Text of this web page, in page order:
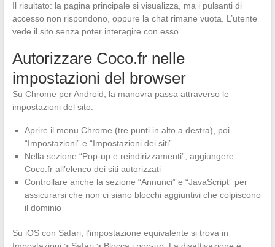
Il risultato: la pagina principale si visualizza, ma i pulsanti di
accesso non rispondono, oppure la chat rimane vuota. L’utente
vede il sito senza poter interagire con esso.
Autorizzare Coco.fr nelle
impostazioni del browser
Su Chrome per Android, la manovra passa attraverso le
impostazioni del sito:
Aprire il menu Chrome (tre punti in alto a destra), poi
“Impostazioni” e “Impostazioni dei siti”
Nella sezione “Pop-up e reindirizzamenti”, aggiungere
Coco.fr all’elenco dei siti autorizzati
Controllare anche la sezione “Annunci” e “JavaScript” per
assicurarsi che non ci siano blocchi aggiuntivi che colpiscono
il dominio
Su iOS con Safari, l’impostazione equivalente si trova in